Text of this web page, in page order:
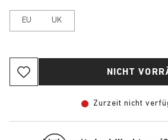
EU UK
NICHT
Zurzeit nicht